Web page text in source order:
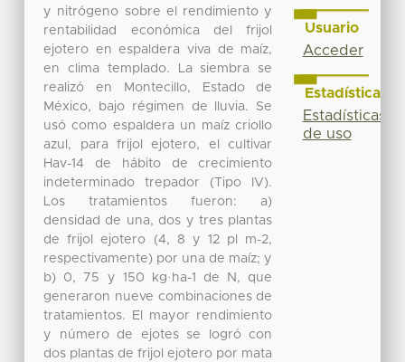
y nitrógeno sobre el rendimiento y
rentabilidad económica del frijol
ejotero en espaldera viva de maíz,
en clima templado. La siembra se
realizó en Montecillo, Estado de
México, bajo régimen de lluvia. Se
usó como espaldera un maíz criollo
azul, para frijol ejotero, el cultivar
Hav-14 de hábito de crecimiento
indeterminado trepador (Tipo IV).
Los tratamientos fueron: a)
densidad de una, dos y tres plantas
de frijol ejotero (4, 8 y 12 pl m-2,
respectivamente) por una de maíz; y
b) 0, 75 y 150 kg·ha-1 de N, que
generaron nueve combinaciones de
tratamientos. El mayor rendimiento
y número de ejotes se logró con
dos plantas de frijol ejotero por mata
Usuario
Acceder
Estadísticas
Estadísticas
de uso